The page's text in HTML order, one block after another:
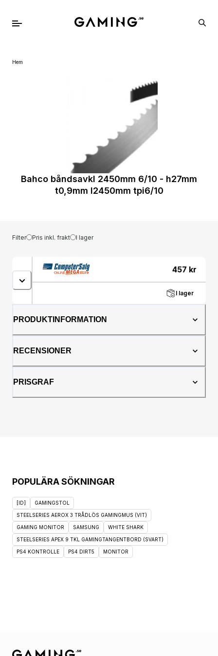
Hem
Bahco båndsavkl 2450mm 6/10 - h27mm
t0,9mm l2450mm tpi6/10
Filter Pris inkl. frakt I lager
457 kr
I lager
PRODUKTINFORMATION
RECENSIONER
PRISGRAF
POPULÄRA SÖKNINGAR
[ID] GAMINGSTOL
STEELSERIES AEROX 3 TRÅDLÖS GAMINGMUS (VIT)
GAMING MONITOR SAMSUNG WHITE SHARK
STEELSERIES APEX 9 TKL GAMINGTANGENTBORD (SVART)
PS4 KONTROLLE PS4 DIRT5 MONITOR